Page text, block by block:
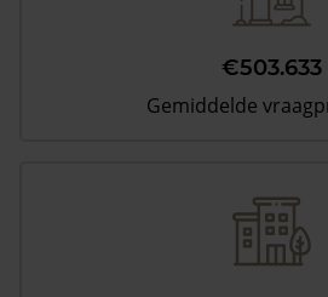
€503.633
Gemiddelde